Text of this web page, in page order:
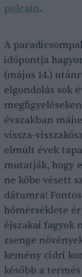
polcain.
A
időpontja
(május 14.)
elgondolás sok
évszakban
vissza-
elmúlt évek
mutatják, hogy
ne kőbe vésett
dátumra!
hőmérséklete
éjszakai fagyok
zsenge
kemény cidri
később a